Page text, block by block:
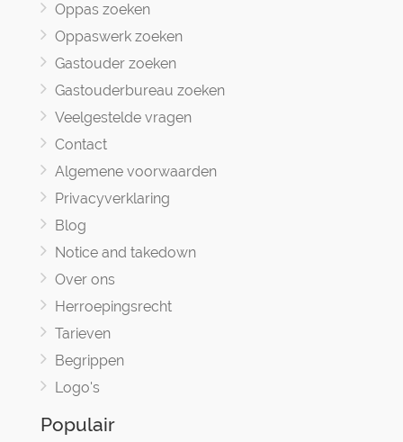
Oppas zoeken
Oppaswerk zoeken
Gastouder zoeken
Gastouderbureau zoeken
Veelgestelde vragen
Contact
Algemene voorwaarden
Privacyverklaring
Blog
Notice and takedown
Over ons
Herroepingsrecht
Tarieven
Begrippen
Logo's
Populair